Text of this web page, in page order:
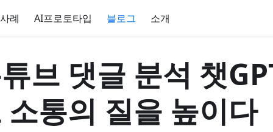
례 AI프로토타입 블로그 소개
브 댓글 분석 챗
소통의 질을 높이다